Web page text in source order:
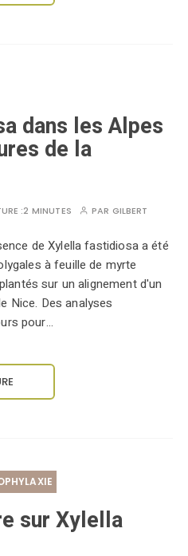
dans les Alpes
de la
:2 MINUTES PAR GILBERT
de Xylella fastidiosa a été
à feuille de myrte
sur un alignement d'un
Nice. Des analyses
pour…
sur Xylella